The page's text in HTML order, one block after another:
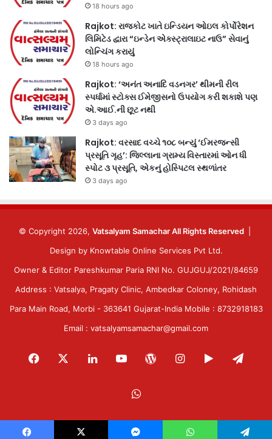
18 hours ago
Rajkot: રાજકોટ ખાતે ઇન્ડિયન ઓઇલ કોર્પોરેશન
લિમિટેડ દ્વારા “ઇન્ડેન એક્સ્ટ્રાલાઇટ નાઉ” સેવાનું
લોન્ચિંગ કરાયું
18 hours ago
Rajkot: ‘અનંત અનાદિ વડનગર’ થીમની રીલ
સ્પર્ધામાં સ્ટોક્સ ઈમેજીસનો ઉપયોગ કરી શકાશે પણ
એ.આઈ.ની છૂટ નથી
3 days ago
Rajkot: વરસાદ વચ્ચે ૧૦૮ બન્યું ‘ઈમરજન્સી
પ્રસૂતિ ગૃહ’: જિલ્લાના ગ્રામ્ય વિસ્તારમાં ઓન ધી
સ્પોટ ૩ પ્રસૂતિ, એકનું હોસ્પિટલ સ્થળાંતર
3 days ago
© Copyright 2026, Vatsalyam Samachar All Rights Reserved
Design by Knowtable Online Services Pvt Ltd.
Owner & Editor Pareshkumar Paria RNI No. GUJGUJ/2021/84659
Address : Vatsalya, Pragaty Clinic, Ambedkar Coloney, Rohidash
Para Main Road, Morbi - 363641 Gujarat-India Mobile : 8732918183
Email : vatsalyamsamachar@gmail.com
Facebook LinkedInYouTubeWordPressInstagram
Google
WhatsApp